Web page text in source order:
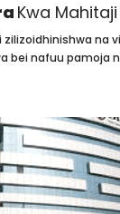
Kwa
zilizoidhinishwa na
bei nafuu pamoja